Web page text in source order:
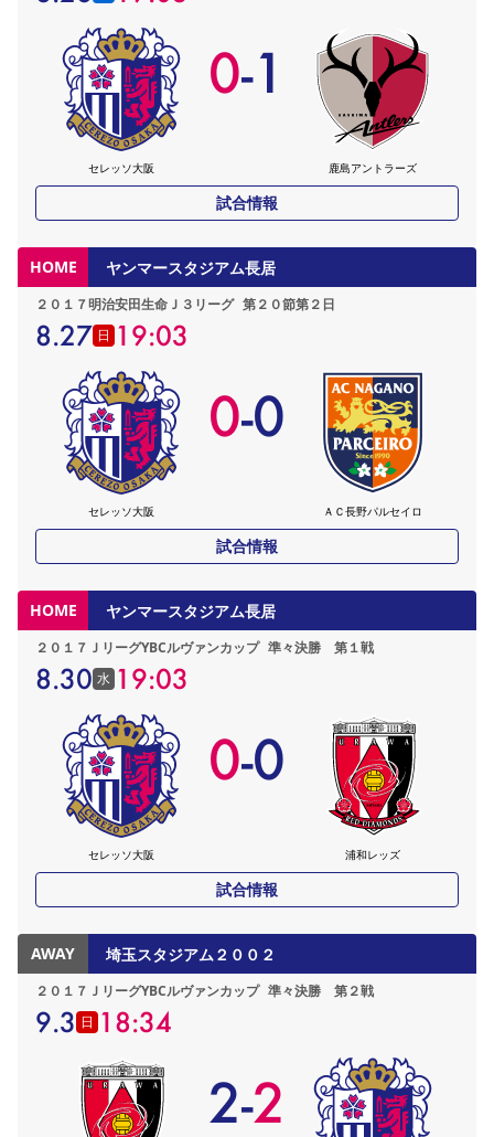
セレッソ大阪
0-1
鹿島アントラーズ
試合情報
HOME ヤンマースタジアム長居
２０１７明治安田生命Ｊ３リーグ 第２０節第２日
8.27 日 19:03
セレッソ大阪
0-0
ＡＣ長野パルセイロ
試合情報
HOME ヤンマースタジアム長居
２０１７ＪリーグYBCルヴァンカップ 準々決勝 第１戦
8.30 水 19:03
セレッソ大阪
0-0
浦和レッズ
試合情報
AWAY 埼玉スタジアム２００２
２０１７ＪリーグYBCルヴァンカップ 準々決勝 第２戦
9.3 日 18:34
2-2